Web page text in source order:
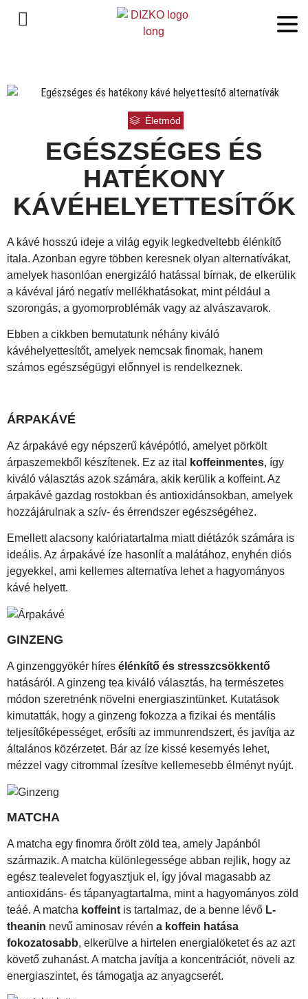
Életmód
EGÉSZSÉGES ÉS
HATÉKONY
KÁVÉHELYETTESÍTŐK
A kávé hosszú ideje a világ egyik legkedveltebb élénkítő
itala. Azonban egyre többen keresnek olyan alternatívákat,
amelyek hasonlóan energizáló hatással bírnak, de elkerülik
a kávéval járó negatív mellékhatásokat, mint például a
szorongás, a gyomorproblémák vagy az alvászavarok.
Ebben a cikkben bemutatunk néhány kiváló
kávéhelyettesítőt, amelyek nemcsak finomak, hanem
számos egészségügyi előnnyel is rendelkeznek.
ÁRPAKÁVÉ
Az árpakávé egy népszerű kávépótló, amelyet pörkölt
árpaszemekből készítenek. Ez az ital
koffeinmentes, így
kiváló választás azok számára, akik kerülik a koffeint. Az
árpakávé gazdag rostokban és antioxidánsokban, amelyek
hozzájárulnak a szív- és érrendszer egészségéhez.
Emellett alacsony kalóriatartalma miatt diétázók számára is
ideális. Az árpakávé íze hasonlít a malátához, enyhén diós
jegyekkel, ami kellemes alternatíva lehet a hagyományos
kávé helyett.
GINZENG
A ginzenggyökér híres élénkítő és stresszcsökkentő
hatásáról. A ginzeng tea kiváló választás, ha természetes
módon szeretnénk növelni energiaszintünket. Kutatások
kimutatták, hogy a ginzeng fokozza a fizikai és mentális
teljesítőképességet, erősíti az immunrendszert, és javítja az
általános közérzetet. Bár az íze kissé kesernyés lehet,
mézzel vagy citrommal ízesítve kellemesebb élményt nyújt.
MATCHA
A matcha egy finomra őrölt zöld tea, amely Japánból
származik. A matcha különlegessége abban rejlik, hogy az
egész tealevelet fogyasztjuk el, így jóval magasabb az
antioxidáns- és tápanyagtartalma, mint a hagyományos zöld
teáé. A matcha koffeint is tartalmaz, de a benne lévő L-
theanin nevű aminosav révén a koffein hatása
fokozatosabb, elkerülve a hirtelen energialöketet és az azt
követő zuhanást. A matcha javítja a koncentrációt, növeli az
energiaszintet, és támogatja az anyagcserét.